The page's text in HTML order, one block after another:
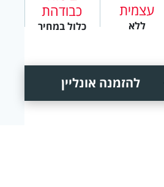
עצמית
ללא
כבודהת
כלול במחיר
להזמנה אונליין